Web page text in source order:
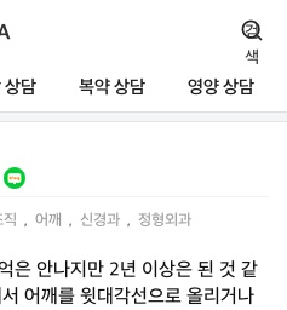
상담 복약 상담 영양 상담
검
색
, 어깨 , 신경과 , 정형외과
은 안나지만 2년 이상은 된 것 같
어깨를 윗대각선으로 올리거나